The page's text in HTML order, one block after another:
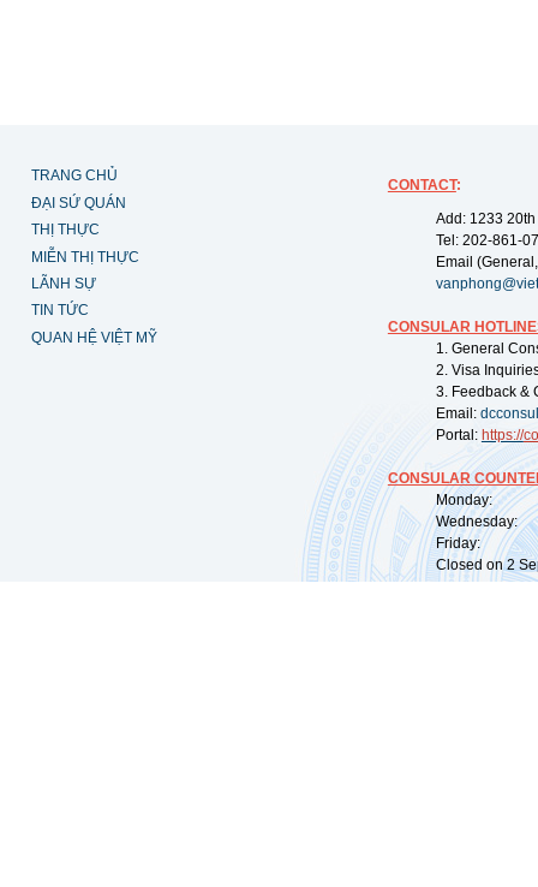
TRANG CHỦ
ĐẠI SỨ QUÁN
THỊ THỰC
MIỄN THỊ THỰC
LÃNH SỰ
TIN TỨC
QUAN HỆ VIỆT MỸ
CONTACT:
Add: 1233
Tel: 202-861-
Email
CONSULAR
1. General
2. Visa
3. Feedback &
Email:
Portal: https://
CONSULAR
Monday:
Wednesday:
Friday:
Closed on 2